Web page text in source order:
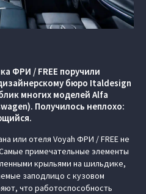
ФРИ / FREE поручили
бюро Italdesign
многих моделей Alfa
Получилось неплохо:
или отеля Voyah ФРИ / FREE не
примечательные элементы
крыльями на шильдике,
заподлицо с кузовом
что работоспособность